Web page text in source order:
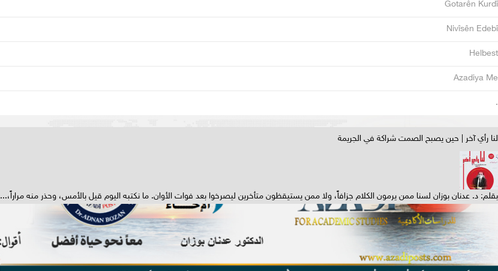
Gotarên Kurdî
Nivîsên Edebî
Helbest
Azadiya Me
.
لنا رأي آخر | حين يصبح الصمت شراكة في الجريمة
بقلم: د. عدنان بوزان لسنا ممن يرمون الكلام جزافاً، ولا ممن يستيقظون متأخرين ليصرخوا بعد فوات الأوان. ما نكتبه اليوم قيل بالأمس، وحذر منه مراراً،...